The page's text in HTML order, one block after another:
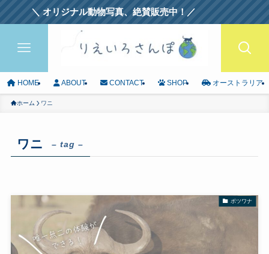
リジナル動物写真、絶賛販売中！／
HOME ABOUT CONTACT SHOP オーストラリア
ホーム ワニ
ワニ – tag –
ボツワナ